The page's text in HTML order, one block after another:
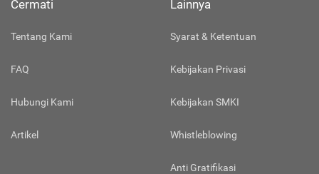
Cermati
Tentang Kami
FAQ
Hubungi Kami
Artikel
Lainnya
Syarat & Ketentuan
Kebijakan Privasi
Kebijakan SMKI
Whistleblowing
Anti Gratifikasi